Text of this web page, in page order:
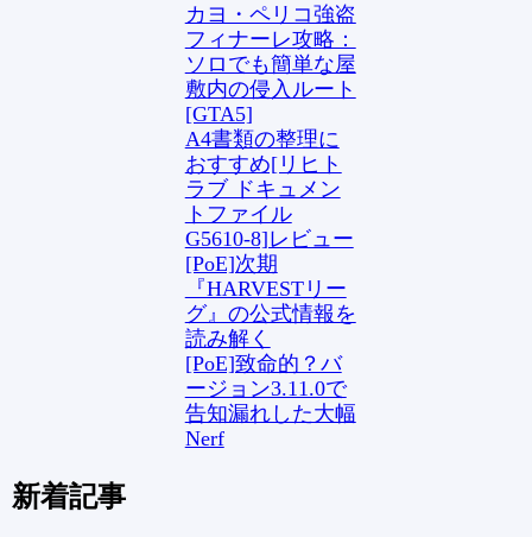
カヨ・ペリコ強盗
フィナーレ攻略：
ソロでも簡単な屋
敷内の侵入ルート
[GTA5]
A4書類の整理に
おすすめ[リヒト
ラブ ドキュメン
トファイル
G5610-8]レビュー
[PoE]次期
『HARVESTリー
グ』の公式情報を
読み解く
[PoE]致命的？バ
ージョン3.11.0で
告知漏れした大幅
Nerf
新着記事